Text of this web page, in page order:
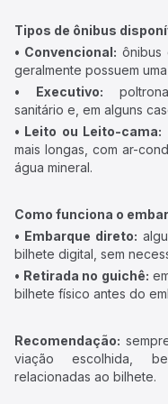
Tipos de ônibus
• Convencional: ônibus
geralmente possuem
• Executivo:
sanitário e, em alguns
• Leito ou Leito-cama:
mais longas, com ar-
água mineral.
Como funciona o
• Embarque direto:
bilhete digital, sem
• Retirada no guichê:
bilhete físico antes do
Recomendação:
viação escolhida,
relacionadas ao bilhete.